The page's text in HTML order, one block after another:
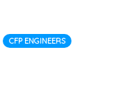
CFP ENGINEERS